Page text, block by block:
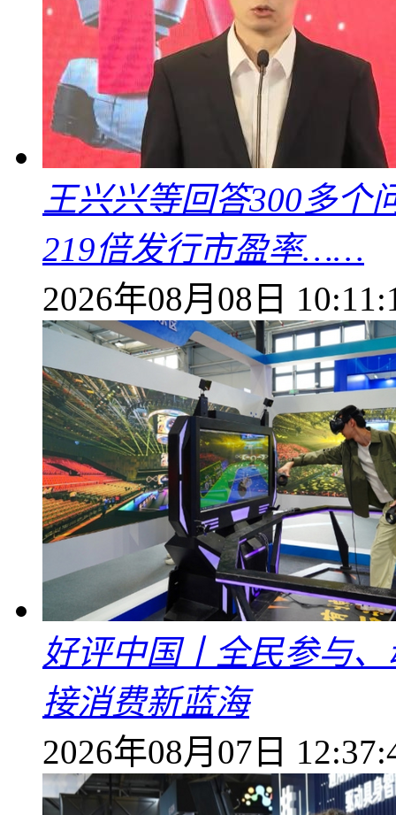
王兴兴等回答300多个
219倍发行市盈率……
2026年08月08日
好评中国丨全民参与
接消费新蓝海
2026年08月07日